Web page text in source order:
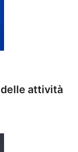
delle attività